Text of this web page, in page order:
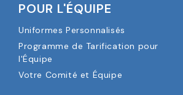
POUR L'ÉQUIPE
Uniformes Personnalisés
Programme de Tarification pour
l'Équipe
Votre Comité et Équipe